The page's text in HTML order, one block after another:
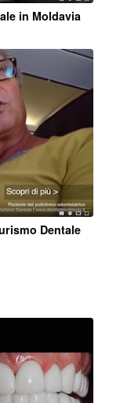
in Moldavia
Dentale